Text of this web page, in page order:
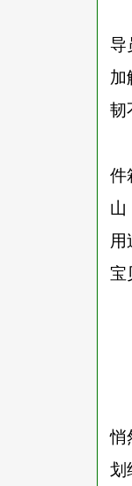
导
加
韧
件
山
用
宝
悄
划